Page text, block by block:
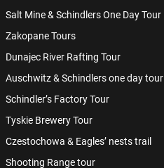
Salt Mine & Schindlers One Day Tour
Zakopane Tours
Dunajec River Rafting Tour
Auschwitz & Schindlers one day tour
Schindler’s Factory Tour
Tyskie Brewery Tour
Czestochowa & Eagles’ nests trail
Shooting Range tour